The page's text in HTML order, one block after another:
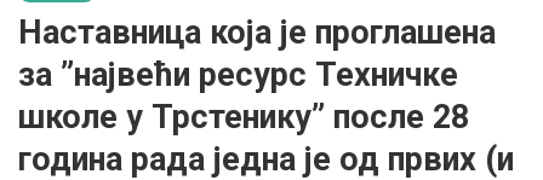
Наставница која је проглашена
за ”највећи ресурс Техничке
школе у Трстенику” после 28
година рада једна је од првих (и